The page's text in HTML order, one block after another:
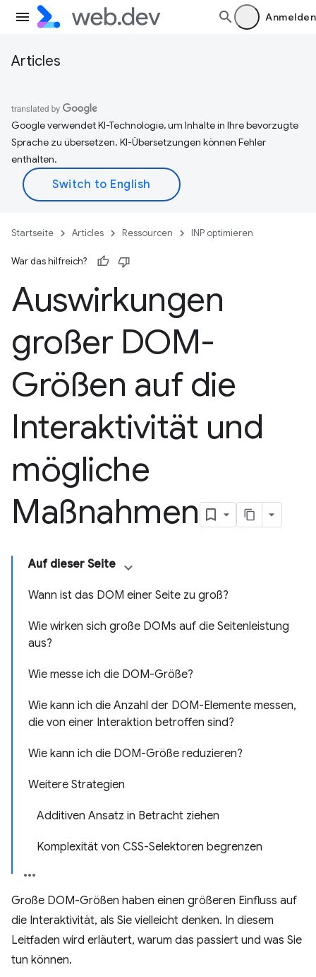
Anmelden
Articles
Google verwendet KI-Technologie, um Inhalte in Ihre bevorzugte
Sprache zu übersetzen. KI-Übersetzungen können Fehler
enthalten.
Startseite Articles Ressourcen INP optimieren
War das hilfreich?
Auswirkungen
großer DOM-
Größen auf die
Interaktivität und
mögliche
Maßnahmen
Auf dieser Seite
Wann ist das DOM einer Seite zu groß?
Wie wirken sich große DOMs auf die Seitenleistung
aus?
Wie messe ich die DOM-Größe?
Wie kann ich die Anzahl der DOM-Elemente messen,
die von einer Interaktion betroffen sind?
Wie kann ich die DOM-Größe reduzieren?
Weitere Strategien
Additiven Ansatz in Betracht ziehen
Komplexität von CSS-Selektoren begrenzen
Große DOM-Größen haben einen größeren Einfluss auf
die Interaktivität, als Sie vielleicht denken. In diesem
Leitfaden wird erläutert, warum das passiert und was Sie
tun können.